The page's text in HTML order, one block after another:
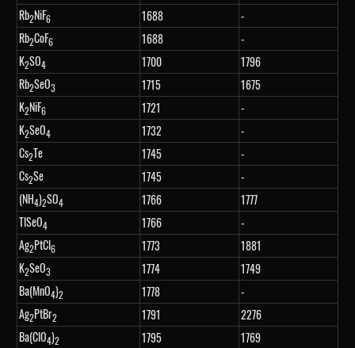
Rb2NiF6 1688
-
Rb2CoF6 1688
-
K2SO4 1700
1796
Rb2SeO3 1715
1675
K2NiF6 1721
-
K2SeO4 1732
-
Cs2Te 1745
-
Cs2Se 1745
-
(NH4)2SO4 1766
1777
TlSeO4 1766
-
Ag2PtCl6 1773
1881
K2SeO3 1774
1749
Ba(MnO4)2 1778
-
Ag2PtBr2 1791
2276
Ba(ClO4)2 1795
1769